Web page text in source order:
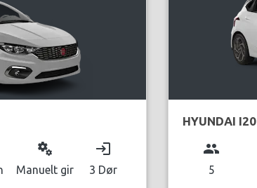
miscellaneous_services
Manuelt gir
login
3 Dør
HYUNDAI I20
group
5